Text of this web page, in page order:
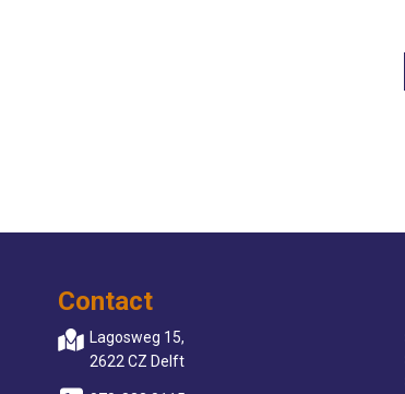
Contact
Lagosweg 15,
2622 CZ Delft